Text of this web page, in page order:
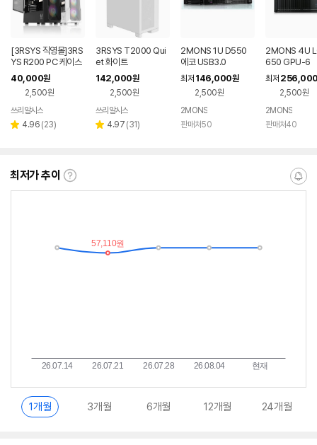
[3RSYS 직영몰]3RS
YS R200 PC 케이스
40,000원
2,500원
쓰리알시스
별 4.96 리
(23)
3RSYS T2000 Qui
et 화이트
142,000원
2,500원
쓰리알시스
별 4.97 리
(31)
2MONS 1U D550
에코 USB3.0
최저 146,000원
2,500원
2MONS
판매처50
2MONS 4U
650 GPU-6
최저
2,500원
2MONS
판매처40
최저가 추이
최
알
1개월 3개월 6개월 12개월 24개월